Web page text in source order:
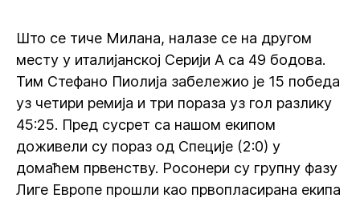
Што се тиче Милана, налазе се на другом
месту у италијанској Серији А са 49 бодова.
Тим Стефано Пиолија забележио је 15 победа
уз четири ремија и три пораза уз гол разлику
45:25. Пред сусрет са нашом екипом
доживели су пораз од Специје (2:0) у
домаћем првенству. Росонери су групну фазу
Лиге Европе прошли као првопласирана екипа